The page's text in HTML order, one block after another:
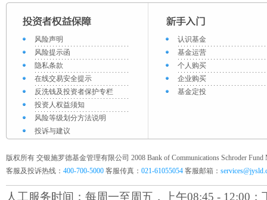
风险声明
风险提示函
隐私条款
在线交易安全提示
反洗钱及投资者保护专栏
投资人权益须知
风险等级划分方法说明
投诉与建议
认识基金
基金运营
个人购买
企业购买
基金定投
版权所有 交银施罗德基金管理有限公司 2008 Bank of Communications Schroder Fund
客服及投诉热线： 400-700-5000 客服传真： 021-61055054 客服邮箱：
人工服务时间：每周一至周五，上午08:45 - 12:00；